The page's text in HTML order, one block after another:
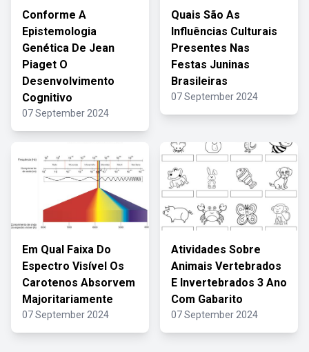
Conforme A
Epistemologia
Genética De Jean
Piaget O
Desenvolvimento
Cognitivo
07 September 2024
Quais São As
Influências Culturais
Presentes Nas
Festas Juninas
Brasileiras
07 September 2024
Em Qual Faixa Do
Espectro Visível Os
Carotenos Absorvem
Majoritariamente
07 September 2024
Atividades Sobre
Animais Vertebrados
E Invertebrados 3 Ano
Com Gabarito
07 September 2024